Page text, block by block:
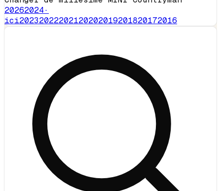
20262024·
ici20232022202120202019201820172016